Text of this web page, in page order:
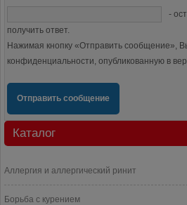
-
получить ответ.
Нажимая кнопку «Отправить сообщение»,
конфиденциальности, опубликованную в
Отправить сообщение
Каталог
Аллергия и аллергический ринит
Борьба с курением